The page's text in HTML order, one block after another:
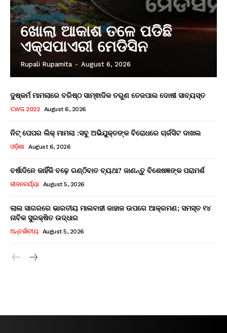
ଖୋଲା ଆକାଶ ତଳେ ପଡିଛି
ଏକ୍ସପାଏରୀ ମେଡିସିନ
Rupali Rupamita - August 6, 2026
ଦୁଷ୍କର୍ମ ମାମଲାରେ ବରିଷ୍ଠ ସାମ୍ଵାଦିକ ତରୁଣ ତେଜପାଲ ଦୋଷୀ ସାବ୍ୟସ୍ତ
CWG 2022 August 6, 2026
ନିଟ୍ ପେପର ଲିକ୍ ମାମଲା :ସବୁ ଅଭିଯୁକ୍ତଙ୍କ ବିରୋଧରେ ଚାର୍ଜସିଟ ଦାଖଲ
ଓଡ଼ିଶା August 6, 2026
ବର୍ଷାଦିନେ କାହିଁକି ବଢ଼େ ଗଣ୍ଠିବାତ ବ୍ୟଥା? ଜାଣନ୍ତୁ ବିଶେଷଜ୍ଞଙ୍କ ପରାମର୍ଶ
ଜୀବନଚର୍ଯ୍ୟା August 5, 2026
ଲାଲ ସାଗରରେ ଭାରତୀୟ ମାଲବାହୀ ଜାହାଜ ଉପରେ ଆକ୍ରମଣ; ସମସ୍ତ ୧୪
ନାବିକ ସୁରକ୍ଷିତ ଉଦ୍ଧାର
ଅନ୍ତର୍ଜାତୀୟ August 5, 2026